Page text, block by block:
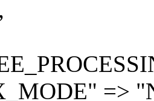
=>